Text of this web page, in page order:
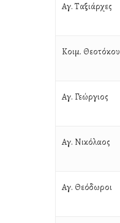
Αγ. Ταξιάρχες
Κοιμ. Θεοτόκου
Αγ. Γεώργιος
Αγ. Νικόλαος
Αγ. Θεόδωροι